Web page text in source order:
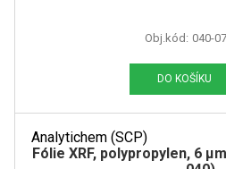
Obj.kód: 040-
DO KOŠÍKU
Analytichem (SCP)
Fólie XRF, polypropylen, 6